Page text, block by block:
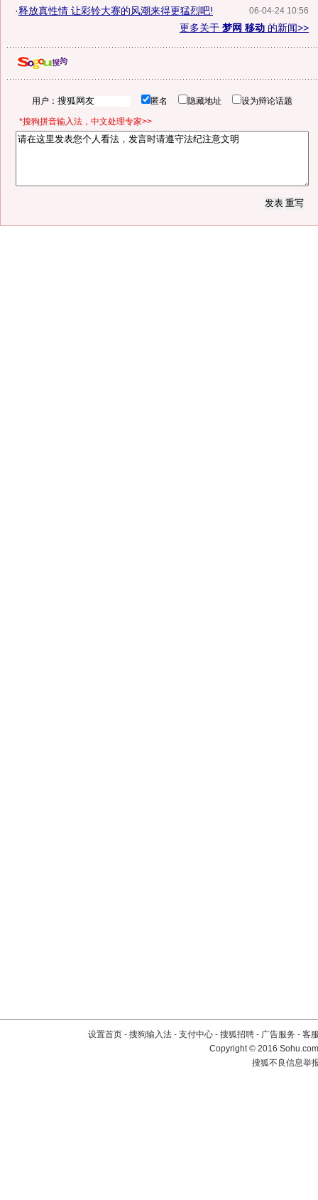
06-04-24 10:56
·释放真性情 让彩铃大赛的风潮来得更猛烈吧!
更多关于 梦网 移动 的新闻>>
用户： 匿名 隐藏地址 设为辩论话题
*搜狗拼音输入法，中文处理专家>>
设置首页 - 搜狗输入法 - 支付中心 - 搜狐招聘 - 广告服务 - 客
Copyright©2016
搜狐不良信息举